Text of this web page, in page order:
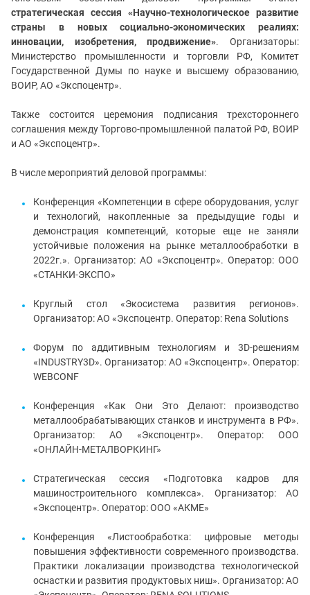
стратегическая сессия «Научно-технологическое развитие
страны в новых социально-экономических реалиях:
инновации, изобретения, продвижение». Организаторы:
Министерство промышленности и торговли РФ, Комитет
Государственной Думы по науке и высшему образованию,
ВОИР, АО «Экспоцентр».
Также состоится церемония подписания трехстороннего
соглашения между Торгово-промышленной палатой РФ, ВОИР
и АО «Экспоцентр».
В числе мероприятий деловой программы:
Конференция «Компетенции в сфере оборудования, услуг
и технологий, накопленные за предыдущие годы и
демонстрация компетенций, которые еще не заняли
устойчивые положения на рынке металлообработки в
2022г.». Организатор: АО «Экспоцентр». Оператор: ООО
«СТАНКИ-ЭКСПО»
Круглый стол «Экосистема развития регионов».
Организатор: АО «Экспоцентр. Оператор: Rena Solutions
Форум по аддитивным технологиям и 3D-решениям
«INDUSTRY3D». Организатор: АО «Экспоцентр». Оператор:
WEBCONF
Конференция «Как Они Это Делают: производство
металлообрабатывающих станков и инструмента в РФ».
Организатор: АО «Экспоцентр». Оператор: ООО
«ОНЛАЙН-МЕТАЛВОРКИНГ»
Стратегическая сессия «Подготовка кадров для
машиностроительного комплекса». Организатор: АО
«Экспоцентр». Оператор:ООО «АКМЕ»
Конференция «Листообработка: цифровые методы
повышения эффективности современного производства.
Практики локализации производства технологической
оснастки и развития продуктовых ниш». Организатор: АО